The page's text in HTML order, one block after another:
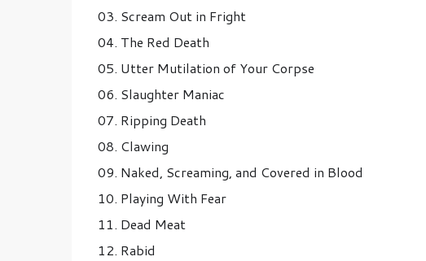
03. Scream Out in Fright
04. The Red Death
05. Utter Mutilation of Your Corpse
06. Slaughter Maniac
07. Ripping Death
08. Clawing
09. Naked, Screaming, and Covered in Blood
10. Playing With Fear
11. Dead Meat
12. Rabid